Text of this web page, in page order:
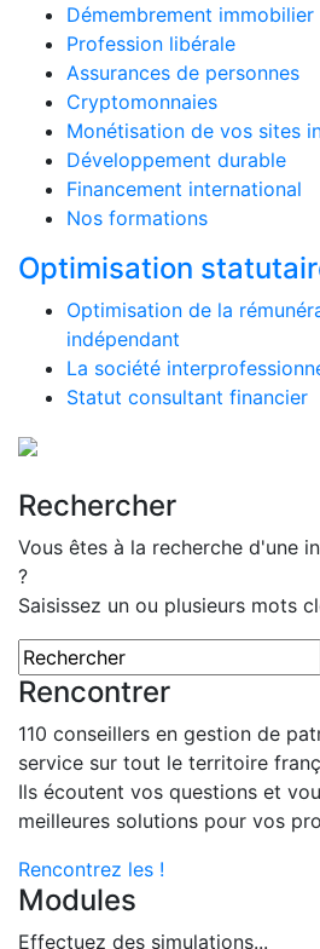
Démembrement immobilier
Profession libérale
Assurances de personnes
Cryptomonnaies
Monétisation de vos sites
Développement durable
Financement international
Nos formations
Optimisation
Optimisation de la
indépendant
La société
Statut consultant financier
Rechercher
Vous êtes à la recherche d'une
?
Saisissez un ou plusieurs mots
Rencontrer
110 conseillers en gestion de
service sur tout le territoire
Ils écoutent vos questions et
meilleures solutions pour vos
Rencontrez les !
Modules
Effectuez des simulations...